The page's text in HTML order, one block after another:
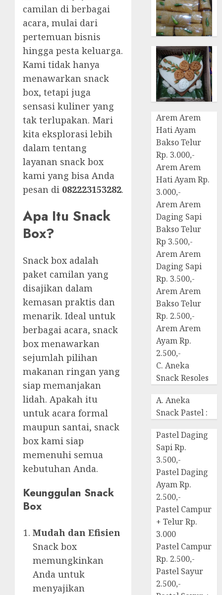
camilan di berbagai
acara, mulai dari
pertemuan bisnis
hingga pesta keluarga.
Kami tidak hanya
menawarkan snack
box, tetapi juga
sensasi kuliner yang
tak terlupakan. Mari
kita eksplorasi lebih
dalam tentang
layanan snack box
kami yang bisa Anda
pesan di 082223153282.
Apa Itu Snack
Box?
Snack box adalah
paket camilan yang
disajikan dalam
kemasan praktis dan
menarik. Ideal untuk
berbagai acara, snack
box menawarkan
sejumlah pilihan
makanan ringan yang
siap memanjakan
lidah. Apakah itu
untuk acara formal
maupun santai, snack
box kami siap
memenuhi semua
kebutuhan Anda.
Keunggulan Snack
Box
Mudah dan Efisien
Snack box
memungkinkan
Anda untuk
menyajikan
Arem Arem
Hati Ayam
Bakso Telur
Rp. 3.000,-
Arem Arem
Hati Ayam Rp.
3.000,-
Arem Arem
Daging Sapi
Bakso Telur
Rp 3.500,-
Arem Arem
Daging Sapi
Rp. 3.500,-
Arem Arem
Bakso Telur
Rp. 2.500,-
Arem Arem
Ayam Rp.
2.500,-
C. Aneka
Snack Resoles
A. Aneka
Snack Pastel :
Pastel Daging
Sapi Rp.
3.500,-
Pastel Daging
Ayam Rp.
2.500,-
Pastel Campur
+ Telur Rp.
3.000
Pastel Campur
Rp. 2.500,-
Pastel Sayur
2.500,-